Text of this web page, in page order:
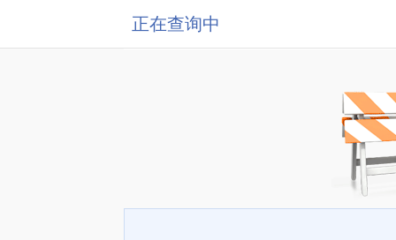
正在查询中